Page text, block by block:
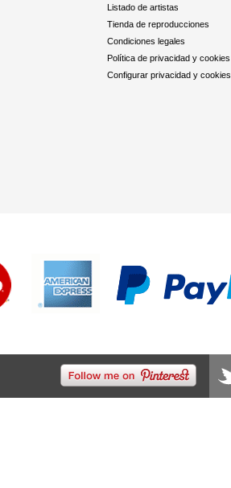
Listado de artistas
Tienda de reproducciones
Condiciones legales
Política de privacidad y cookies
Configurar privacidad y cookies